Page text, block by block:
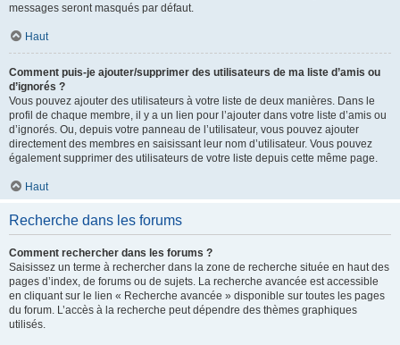
messages seront masqués par défaut.
Haut
Comment puis-je ajouter/supprimer des utilisateurs de ma liste d’amis ou
d’ignorés ?
Vous pouvez ajouter des utilisateurs à votre liste de deux manières. Dans le
profil de chaque membre, il y a un lien pour l’ajouter dans votre liste d’amis ou
d’ignorés. Ou, depuis votre panneau de l’utilisateur, vous pouvez ajouter
directement des membres en saisissant leur nom d’utilisateur. Vous pouvez
également supprimer des utilisateurs de votre liste depuis cette même page.
Haut
Recherche dans les forums
Comment rechercher dans les forums ?
Saisissez un terme à rechercher dans la zone de recherche située en haut des
pages d’index, de forums ou de sujets. La recherche avancée est accessible
en cliquant sur le lien « Recherche avancée » disponible sur toutes les pages
du forum. L’accès à la recherche peut dépendre des thèmes graphiques
utilisés.